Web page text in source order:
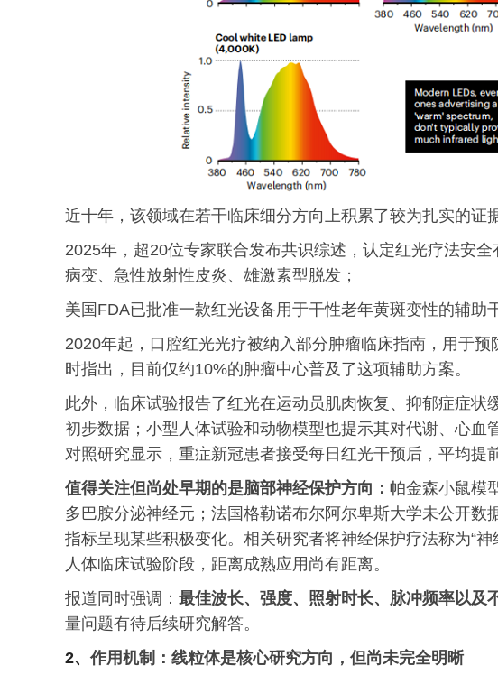
近十年，该领域在若干临床细分方向上积累了较为扎实的证
2025年，超20位专家联合发布共识综述，认定红光疗法安
病变、急性放射性皮炎、雄激素型脱发；
美国FDA已批准一款红光设备用于干性老年黄斑变性的辅助
2020年起，口腔红光光疗被纳入部分肿瘤临床指南，用于
时指出，目前仅约10%的肿瘤中心普及了这项辅助方案。
此外，临床试验报告了红光在运动员肌肉恢复、抑郁症症状
初步数据；小型人体试验和动物模型也提示其对代谢、心
对照研究显示，重症新冠患者接受每日红光干预后，平均提
值得关注但尚处早期的是脑部神经保护方向： 帕金森小鼠模
多巴胺分泌神经元；法国格勒诺布尔阿尔卑斯大学未公开数
指标呈现某些积极变化。相关研究者将神经保护疗法称为“
人体临床试验阶段，距离成熟应用尚有距离。
报道同时强调： 最佳波长、强度、照射时长、脉冲频率以及
量问题有待后续研究解答。
2、 作用机制：线粒体是核心研究方向，但尚未完全明晰